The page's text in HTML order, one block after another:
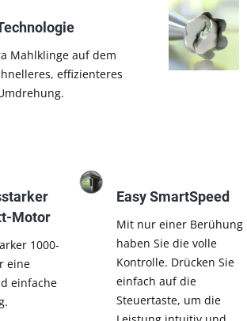
Mahlklinge auf dem
effizienteres
Motor
1000-
eine
einfache
Easy SmartSpeed
Mit nur einer Berühung
haben Sie die volle
Kontrolle. Drücken Sie
einfach auf die
Steuertaste, um die